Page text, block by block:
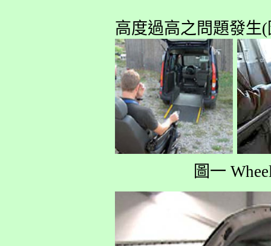
高度過高之問題發生
圖一